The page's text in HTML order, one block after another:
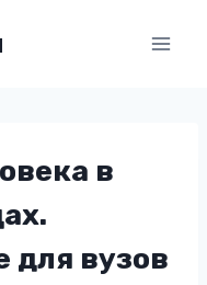
в
для вузов